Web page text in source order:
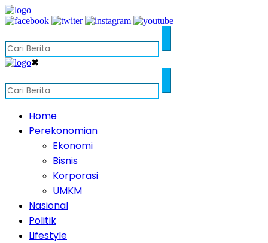
✖
Home
Perekonomian
Ekonomi
Bisnis
Korporasi
UMKM
Nasional
Politik
Lifestyle